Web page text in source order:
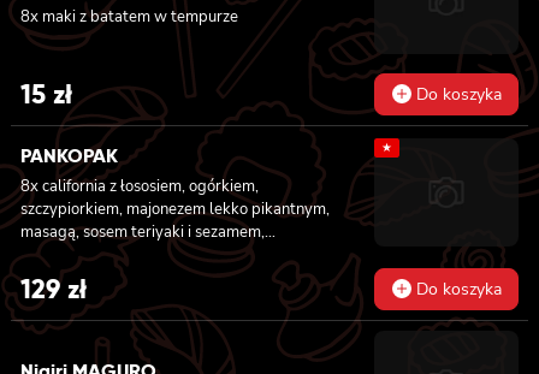
8x maki z batatem w tempurze
15 zł Do koszyka
PANKOPAK
8x california z łososiem, ogórkiem,
szczypiorkiem, majonezem lekko pikantnym,
masagą, sosem teriyaki i sezamem,
panierowane w chrupiącej panko, 8x
california z węgorzem , krewetką, imbirem,
majonezem lekko pikantnym, sosem teriyaki i
sezamem, panierowane w chrupiącej panko,
8x california z serkiem philadelphia,
węgorzem, ogórkiem, sosem teriyaki i
★
129zł Do koszyka